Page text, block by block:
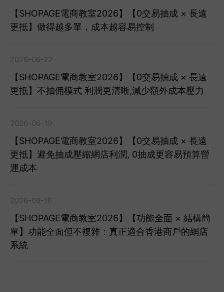
【SHOPAGE電商教室2026】【0交易抽成 × 長遠
更抵】做得越多單，成本越容易控制
2026-06-22
【SHOPAGE電商教室2026】【0交易抽成 × 長遠
更抵】不抽佣模式 利潤更清晰,減少額外成本壓力
2026-06-19
【SHOPAGE電商教室2026】【0交易抽成 × 長遠
更抵】避免抽成壓縮網店利潤, 0抽成更容易預算營
運成本
2026-06-16
【SHOPAGE電商教室2026】【功能全面 × 結構簡
單】功能全面但不複雜：真正適合香港商戶的網店
系統